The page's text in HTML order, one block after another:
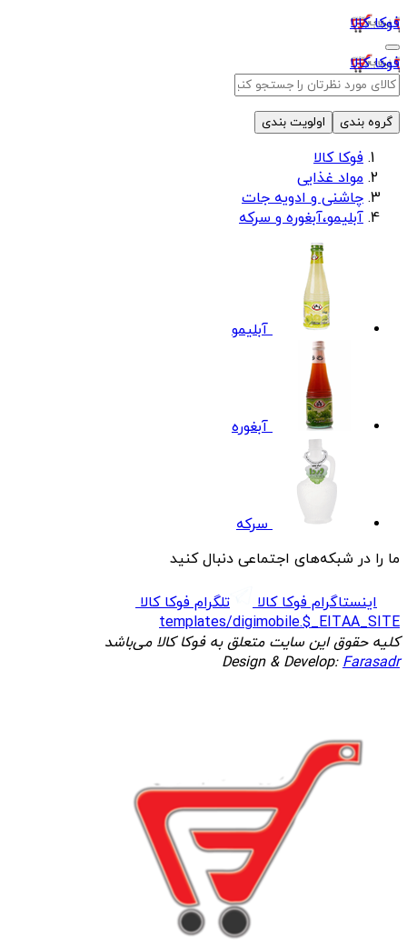
فوکا کالا
فوکا کالا
گروه بندی اولویت بندی
فوکا کالا
مواد غذایی
چاشنی و ادویه جات
آبلیمو،آبغوره و سرکه
آبلیمو
آبغوره
سرکه
ما را در شبکه‌های اجتماعی دنبال کنید
اینستاگرام فوکا کالا
تلگرام فوکا کالا
templates/digimobile.$_EITAA_SITE
کلیه حقوق این سایت متعلق به فوکا کالا می‌باشد
Design & Develop:Farasadr